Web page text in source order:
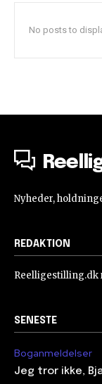
No posts to
Nyheder,
REDAKTION
Reelligestilling.dk
SENESTE
Boganmeldelser
Jeg tror ikke,